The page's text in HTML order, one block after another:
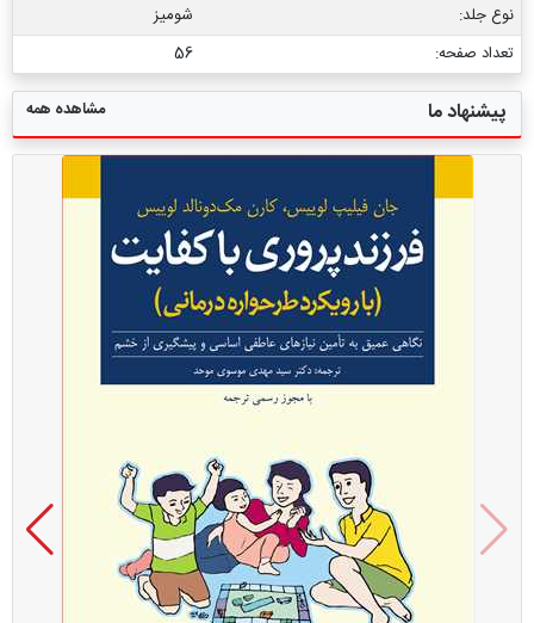
نوع جلد:
شومیز
تعداد صفحه:
56
پیشنهاد ما مشاهده همه